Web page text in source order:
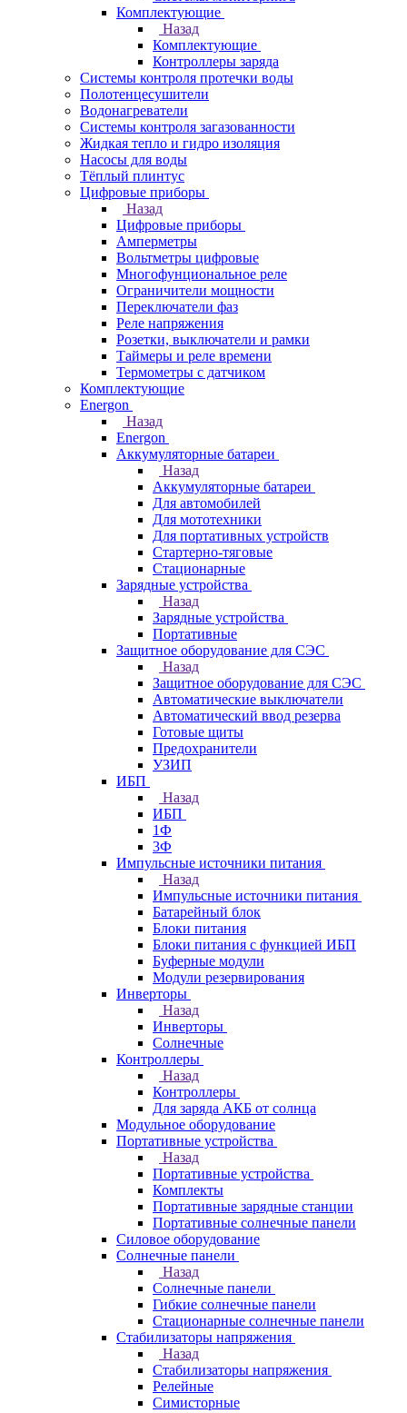
Комплектующие
Назад
Комплектующие
Контроллеры заряда
Системы контроля протечки воды
Полотенцесушители
Водонагреватели
Системы контроля загазованности
Жидкая тепло и гидро изоляция
Насосы для воды
Тёплый плинтус
Цифровые приборы
Назад
Цифровые приборы
Амперметры
Вольтметры цифровые
Многофунциональное реле
Ограничители мощности
Переключатели фаз
Реле напряжения
Розетки, выключатели и рамки
Таймеры и реле времени
Термометры c датчиком
Комплектующие
Energon
Назад
Energon
Аккумуляторные батареи
Назад
Аккумуляторные батареи
Для автомобилей
Для мототехники
Для портативных устройств
Стартерно-тяговые
Стационарные
Зарядные устройства
Назад
Зарядные устройства
Портативные
Защитное оборудование для СЭС
Назад
Защитное оборудование для СЭС
Автоматические выключатели
Автоматический ввод резерва
Готовые щиты
Предохранители
УЗИП
ИБП
Назад
ИБП
1Ф
3Ф
Импульсные источники питания
Назад
Импульсные источники питания
Батарейный блок
Блоки питания
Блоки питания с функцией ИБП
Буферные модули
Модули резервирования
Инверторы
Назад
Инверторы
Солнечные
Контроллеры
Назад
Контроллеры
Для заряда АКБ от солнца
Модульное оборудование
Портативные устройства
Назад
Портативные устройства
Комплекты
Портативные зарядные станции
Портативные солнечные панели
Силовое оборудование
Солнечные панели
Назад
Солнечные панели
Гибкие солнечные панели
Стационарные солнечные панели
Стабилизаторы напряжения
Назад
Стабилизаторы напряжения
Релейные
Симисторные